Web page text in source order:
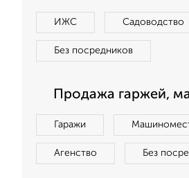
ИЖС Садоводство
Без посредников
Продажа гаржей,
Гаражи
Агенство Без